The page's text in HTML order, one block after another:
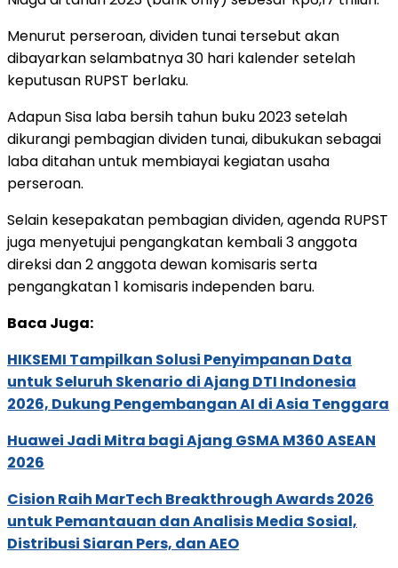
Menurut perseroan, dividen tunai tersebut akan
dibayarkan selambatnya 30 hari kalender setelah
keputusan RUPST berlaku.
Adapun Sisa laba bersih tahun buku 2023 setelah
dikurangi pembagian dividen tunai, dibukukan sebagai
laba ditahan untuk membiayai kegiatan usaha
perseroan.
Selain kesepakatan pembagian dividen, agenda RUPST
juga menyetujui pengangkatan kembali 3 anggota
direksi dan 2 anggota dewan komisaris serta
pengangkatan 1 komisaris independen baru.
Baca Juga:
HIKSEMI Tampilkan Solusi Penyimpanan Data
untuk Seluruh Skenario di Ajang DTI Indonesia
2026, Dukung Pengembangan AI di Asia Tenggara
Huawei Jadi Mitra bagi Ajang GSMA M360 ASEAN
2026
Cision Raih MarTech Breakthrough Awards 2026
untuk Pemantauan dan Analisis Media Sosial,
Distribusi Siaran Pers, dan AEO